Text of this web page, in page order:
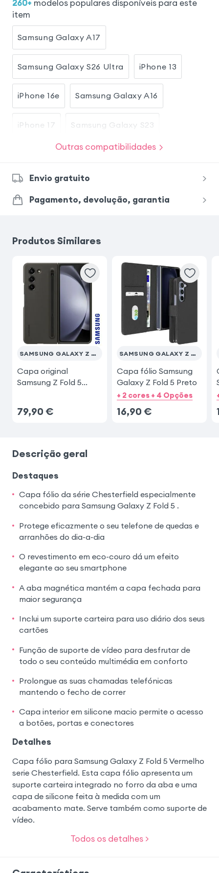
260+ modelos populares disponíveis para este
item
Samsung Galaxy A17
Samsung Galaxy S26 Ultra iPhone 13
iPhone 16e Samsung Galaxy A16
iPhone 17 Samsung Galaxy S23
Samsung Galaxy S25 Ultra
Samsung Galaxy S23 Ultra
Samsung Galaxy A26
Xiaomi Redmi Note 15 Pro 5G
Xiaomi Redmi Note 15
Outras compatibilidades
Envio gratuito
Pagamento, devolução, garantia
Produtos Similares
SAMSUNG GALAXY Z FOLD 5
Capa original
Samsung Z Fold 5
79,90 €
SAMSUNG GALAXY Z FOLD 5
Capa fólio Samsung
Galaxy Z Fold 5 Preto
+ 2 cores + 4 Opções
16,90 €
Descrição geral
Destaques
Capa fólio da série Chesterfield especialmente
concebido para Samsung Galaxy Z Fold 5 .
Protege eficazmente o seu telefone de quedas e
arranhões do dia-a-dia
O revestimento em eco-couro dá um efeito
elegante ao seu smartphone
A aba magnética mantém a capa fechada para
maior segurança
Inclui um suporte carteira para uso diário dos seus
cartões
Função de suporte de vídeo para desfrutar de
todo o seu conteúdo multimédia em conforto
Prolongue as suas chamadas telefónicas
mantendo o fecho de correr
Capa interior em silicone macio permite o acesso
a botões, portas e conectores
Detalhes
Capa fólio para Samsung Galaxy Z Fold 5 Vermelho
serie Chesterfield. Esta capa fólio apresenta um
suporte carteira integrado no forro da aba e uma
capa de silicone feita à medida com um
acabamento mate. Serve também como suporte de
vídeo.
Todos os detalhes >